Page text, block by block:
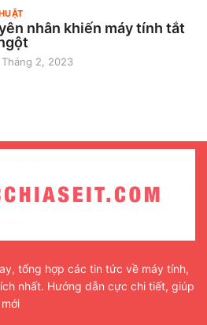
nhân khiến máy tính tắt
2, 2023
tổng hợp các tin tức về máy tính,
nhất. Hướng dẫn cực chi tiết, giúp